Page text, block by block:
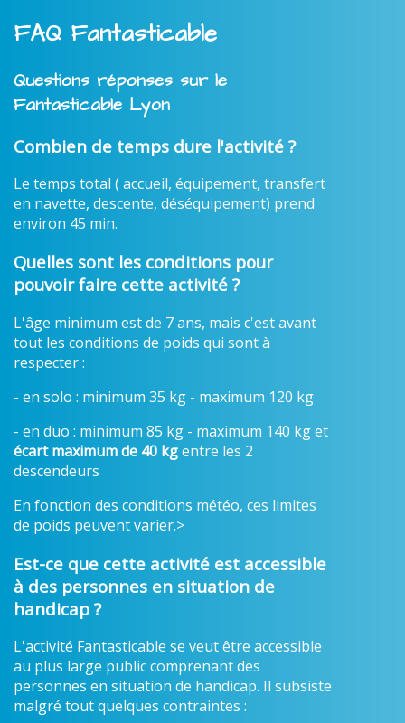
FAQ Fantasticable
Questions réponses sur le
Fantasticable Lyon
Combien de temps dure l'activité ?
Le temps total ( accueil, équipement, transfert
en navette, descente, déséquipement) prend
environ 45 min.
Quelles sont les conditions pour
pouvoir faire cette activité ?
L'âge minimum est de 7 ans, mais c'est avant
tout les conditions de poids qui sont à
respecter :
- en solo : minimum 35 kg - maximum 120 kg
- en duo : minimum 85 kg - maximum 140 kg et
écart maximum de 40 kgentre les 2
descendeurs
En fonction des conditions météo, ces limites
de poids peuvent varier.>
Est-ce que cette activité est accessible
à des personnes en situation de
handicap ?
L'activité Fantasticable se veut être accessible
au plus large public comprenant des
personnes en situation de handicap. Il subsiste
malgré tout quelques contraintes :